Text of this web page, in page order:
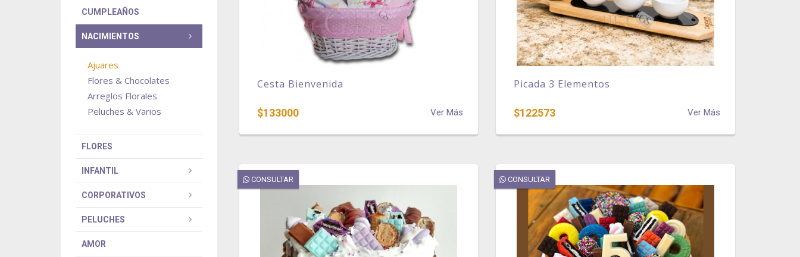
CUMPLEAÑOS
NACIMIENTOS
Ajuares
Flores & Chocolates
Arreglos Florales
Peluches & Varios
FLORES
INFANTIL
CORPORATIVOS
PELUCHES
AMOR
Cesta Bienvenida
$133000 Ver Más
Picada 3 Elementos
$122573 Ver Más
CONSULTAR CONSULTAR